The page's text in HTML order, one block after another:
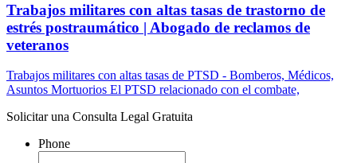
Trabajos militares con altas tasas de trastorno de
estrés postraumático | Abogado de reclamos de
veteranos
Trabajos militares con altas tasas de PTSD - Bomberos, Médicos,
Asuntos Mortuorios El PTSD relacionado con el combate,
Solicitar una Consulta Legal Gratuita
Phone